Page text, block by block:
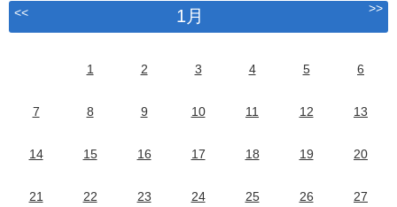
<< 1月 >>
1 2 3 4 5 6
7 8 9 10 11 12 13
14 15 16 17 18 19 20
21 22 23 24 25 26 27